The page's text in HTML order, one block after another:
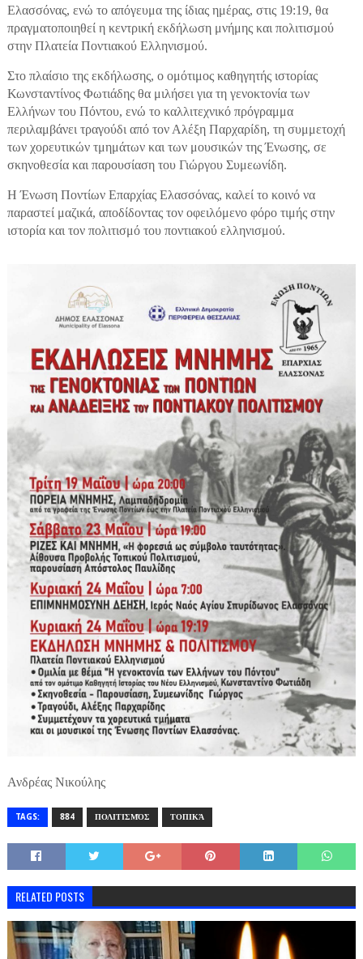
Ελασσόνας, ενώ το απόγευμα της ίδιας ημέρας, στις 19:19, θα
πραγματοποιηθεί η κεντρική εκδήλωση μνήμης και πολιτισμού
στην Πλατεία Ποντιακού Ελληνισμού.
Στο πλαίσιο της εκδήλωσης, ο ομότιμος καθηγητής ιστορίας
Κωνσταντίνος Φωτιάδης θα μιλήσει για τη γενοκτονία των
Ελλήνων του Πόντου, ενώ το καλλιτεχνικό πρόγραμμα
περιλαμβάνει τραγούδι από τον Αλέξη Παρχαρίδη, τη συμμετοχή
των χορευτικών τμημάτων και των μουσικών της Ένωσης, σε
σκηνοθεσία και παρουσίαση του Γιώργου Συμεωνίδη.
Η Ένωση Ποντίων Επαρχίας Ελασσόνας, καλεί το κοινό να
παραστεί μαζικά, αποδίδοντας τον οφειλόμενο φόρο τιμής στην
ιστορία και τον πολιτισμό του ποντιακού ελληνισμού.
Ανδρέας Νικούλης
TAGS: 884 ΠΟΛΙΤΙΣΜΌΣ ΤΟΠΙΚΆ
RELATED POSTS